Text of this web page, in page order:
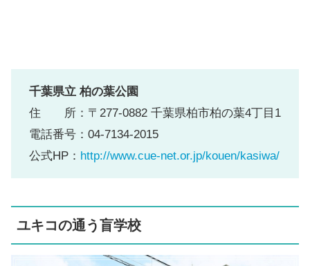
千葉県立 柏の葉公園
住 所：〒277-0882 千葉県柏市柏の葉4丁目1
電話番号：04-7134-2015
公式HP： http://www.cue-net.or.jp/kouen/kasiwa/
ユキコの通う盲学校